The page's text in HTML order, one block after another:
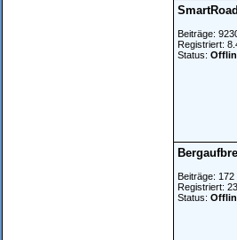
Beiträge:
Registriert:
Status:
Beiträge: 172
Registriert:
Status: